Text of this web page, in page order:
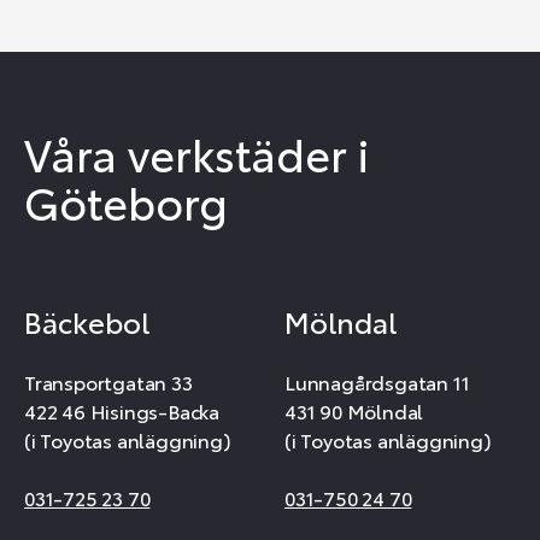
Våra verkstäder i
Göteborg
Bäckebol
Transportgatan 33
422 46 Hisings-Backa
(i Toyotas anläggning)
031-725 23 70
Mölndal
Lunnagårdsgatan 11
431 90 Mölndal
(i Toyotas anläggning)
031-750 24 70